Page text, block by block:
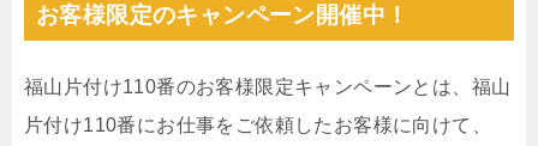
お客様限定のキャンペーン開催中！
福山片付け110番のお客様限定キャンペーンとは、福山
片付け110番にお仕事をご依頼したお客様に向けて、